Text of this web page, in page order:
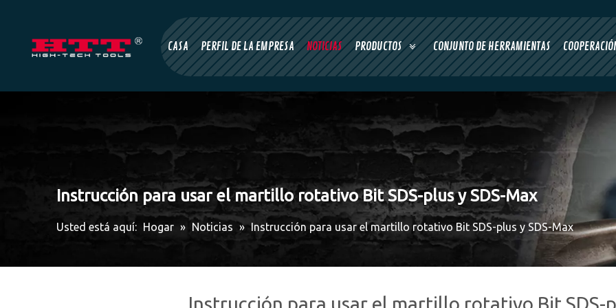
CASA PERFIL DE LA EMPRESA NOTICIAS PRODUCTOS CONJUNTO DE HERRAMIENTAS
Instrucción para usar el martillo rotativo Bit SDS-plus y SDS-Max
Usted está aquí: Hogar » Noticias » Instrucción para usar el martillo rotativo Bit SDS-plus y SDS-Max
Instrucción para usar el martillo rotativo Bit SDS-